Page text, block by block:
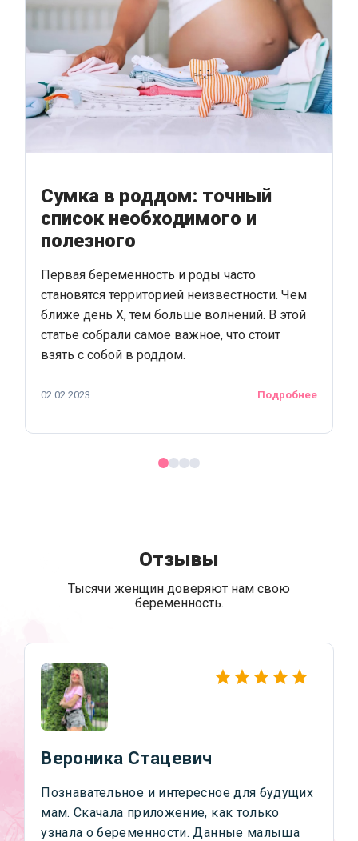
Сумка в роддом: точный
список необходимого и
полезного
Первая беременность и роды часто
становятся территорией неизвестности. Чем
ближе день Х, тем больше волнений. В этой
статье собрали самое важное, что стоит
взять с собой в роддом.
02.02.2023 Подробнее
Отзывы
Тысячи женщин доверяют нам свою
беременность.
Вероника Стацевич
Познавательное и интересное для будущих
мам. Скачала приложение, как только
узнала о беременности. Данные малыша